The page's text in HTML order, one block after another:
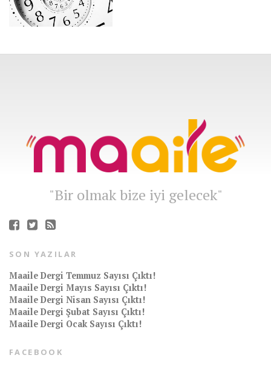
"Bir olmak bize iyi gelecek"
SON YAZILAR
Maaile Dergi Temmuz Sayısı Çıktı!
Maaile Dergi Mayıs Sayısı Çıktı!
Maaile Dergi Nisan Sayısı Çıktı!
Maaile Dergi Şubat Sayısı Çıktı!
Maaile Dergi Ocak Sayısı Çıktı!
FACEBOOK